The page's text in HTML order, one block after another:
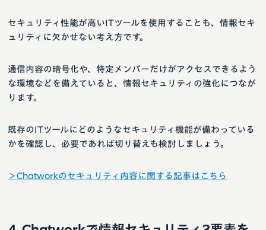
セキュリティ性能が高いITツールを使用することも、情報セキ
ュリティに欠かせない考え方です。
通信内容の暗号化や、特定メンバーだけがアクセスできるよう
な環境などを備えていると、情報セキュリティの強化につなが
ります。
既存のITツールにどのようなセキュリティ機能が備わっている
かを確認し、必要であれば切り替えも検討しましょう。
＞Chatworkのセキュリティ内容に関する記事はこちら